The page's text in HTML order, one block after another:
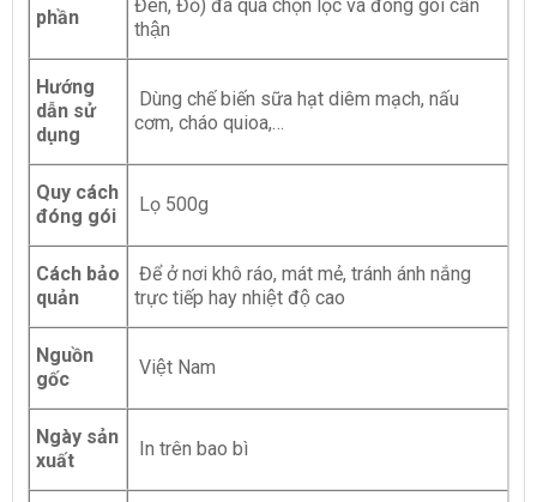
phần
Đen, Đỏ) đã qua chọn lọc và đóng gói cẩn
thận
Hướng
dẫn sử
dụng
Dùng chế biến sữa hạt diêm mạch, nấu
cơm, cháo quioa,…
Quy cách
đóng gói
Lọ 500g
Cách bảo
quản
Để ở nơi khô ráo, mát mẻ, tránh ánh nắng
trực tiếp hay nhiệt độ cao
Nguồn
gốc
Việt Nam
Ngày sản
xuất
In trên bao bì